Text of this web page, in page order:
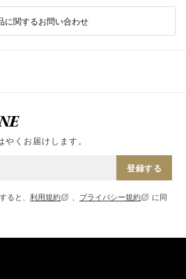
に関するお問い合わせ
くお届けします。
登録する
ると、 利用規約 、 プライバシー規約
に同